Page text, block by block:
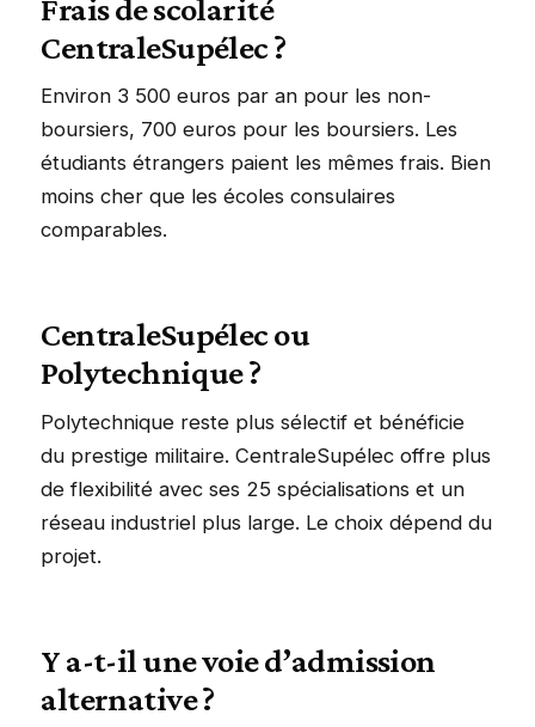
Frais de scolarité
CentraleSupélec ?
Environ 3 500 euros par an pour les non-
boursiers, 700 euros pour les boursiers. Les
étudiants étrangers paient les mêmes frais. Bien
moins cher que les écoles consulaires
comparables.
CentraleSupélec ou
Polytechnique ?
Polytechnique reste plus sélectif et bénéficie
du prestige militaire. CentraleSupélec offre plus
de flexibilité avec ses 25 spécialisations et un
réseau industriel plus large. Le choix dépend du
projet.
Y a-t-il une voie d’admission
alternative ?